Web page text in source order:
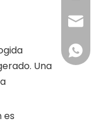
Una
es
0060-